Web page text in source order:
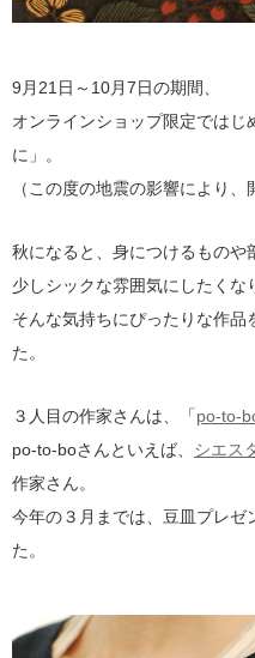
9月21日～10月7日の期間、
オンラインショップ限定ではじ
に」。
（この度の地震の影響により、
秋になると、身につけるものや
少しシックな雰囲気にしたくな
そんな気持ちにぴったりな作品
た。
３人目の作家さんは、「po-to-
po-to-boさんといえば、 シエス
作家さん。
今年の３月までは、豆皿プレゼ
た。